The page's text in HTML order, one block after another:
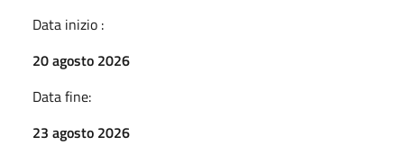
Data inizio :
20 agosto 2026
Data fine:
23 agosto 2026